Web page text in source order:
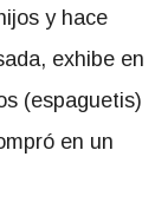
y hace
exhibe en
(espaguetis)
en un